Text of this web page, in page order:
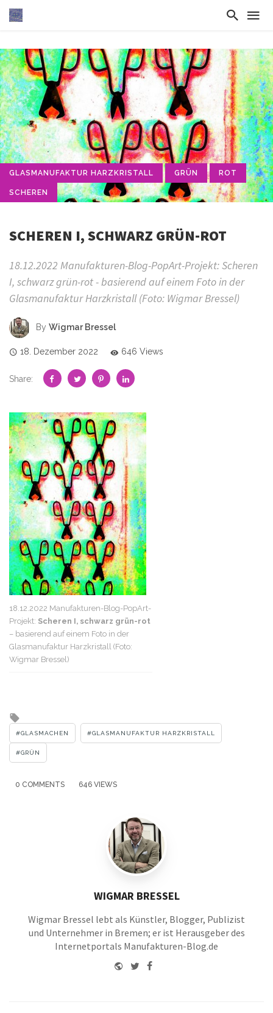
GLASMANUFAKTUR HARZKRISTALL GRÜN ROT
SCHEREN
SCHEREN I, SCHWARZ GRÜN-ROT
18.12.2022 Manufakturen-Blog-PopArt-Projekt: Scheren
I, schwarz grün-rot - basierend auf einem Foto in der
Glasmanufaktur Harzkristall (Foto: Wigmar Bressel)
By Wigmar Bressel
18. Dezember 2022 646 Views
Share:
18.12.2022 Manufakturen-Blog-PopArt-
Projekt: Scheren I, schwarz grün-rot
– basierend auf einem Foto in der
Glasmanufaktur Harzkristall (Foto:
Wigmar Bressel)
with
GLASMACHEN GLASMANUFAKTUR HARZKRISTALL
GRÜN
0 COMMENTS 646 VIEWS
WIGMAR BRESSEL
Wigmar Bressel lebt als Künstler, Blogger, Publizist
und Unternehmer in Bremen; er ist Herausgeber des
Internetportals Manufakturen-Blog.de
WebsiteTwitterFacebook